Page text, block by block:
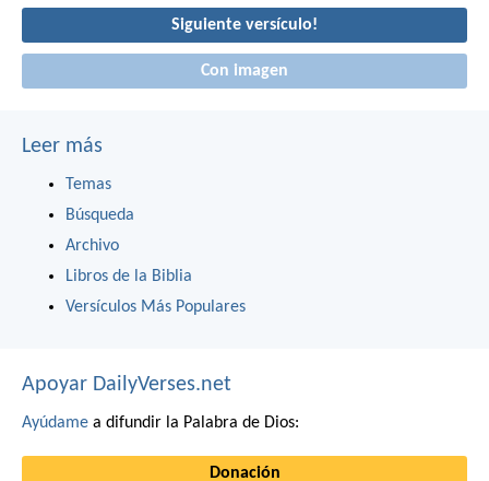
Siguiente versículo!
Con imagen
Leer más
Temas
Búsqueda
Archivo
Libros de la Biblia
Versículos Más Populares
Apoyar DailyVerses.net
Ayúdame a difundir la Palabra de Dios:
Donación